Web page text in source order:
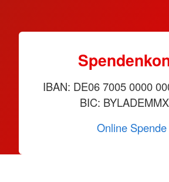
IBAN: DE06 7005 0000
BIC:
Online Spende